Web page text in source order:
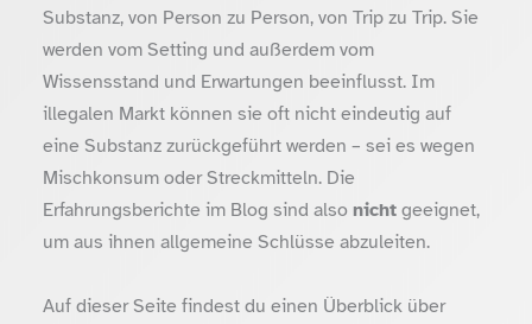
Substanz, von Person zu Person, von Trip zu Trip. Sie
werden vom Setting und außerdem vom
Wissensstand und Erwartungen beeinflusst. Im
illegalen Markt können sie oft nicht eindeutig auf
eine Substanz zurückgeführt werden – sei es wegen
Mischkonsum oder Streckmitteln. Die
Erfahrungsberichte im Blog sind also nichtgeeignet,
um aus ihnen allgemeine Schlüsse abzuleiten.
Auf dieser Seite findest du einen Überblick über